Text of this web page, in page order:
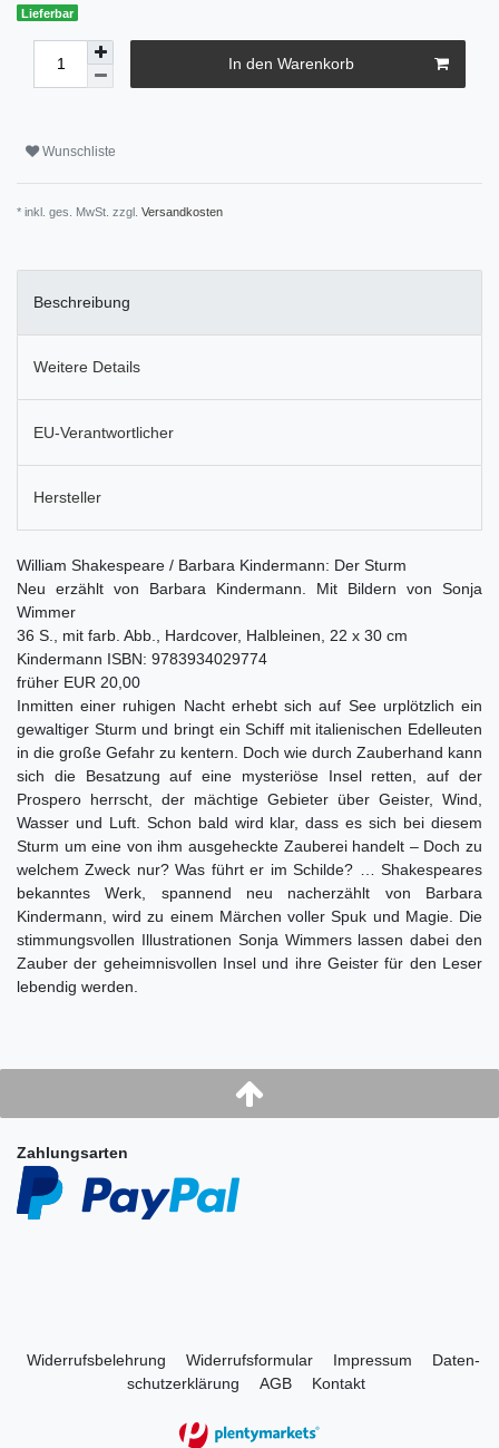
Lieferbar
In den Warenkorb
Wunschliste
* inkl. ges. MwSt. zzgl. Versandkosten
Beschreibung
Weitere Details
EU-Verantwortlicher
Hersteller
William Shakespeare / Barbara Kindermann: Der Sturm
Neu erzählt von Barbara Kindermann. Mit Bildern von Sonja
Wimmer
36 S., mit farb. Abb., Hardcover, Halbleinen, 22 x 30 cm
Kindermann ISBN: 9783934029774
früher EUR 20,00
Inmitten einer ruhigen Nacht erhebt sich auf See urplötzlich ein
gewaltiger Sturm und bringt ein Schiff mit italienischen Edelleuten
in die große Gefahr zu kentern. Doch wie durch Zauberhand kann
sich die Besatzung auf eine mysteriöse Insel retten, auf der
Prospero herrscht, der mächtige Gebieter über Geister, Wind,
Wasser und Luft. Schon bald wird klar, dass es sich bei diesem
Sturm um eine von ihm ausgeheckte Zauberei handelt – Doch zu
welchem Zweck nur? Was führt er im Schilde? … Shakespeares
bekanntes Werk, spannend neu nacherzählt von Barbara
Kindermann, wird zu einem Märchen voller Spuk und Magie. Die
stimmungsvollen Illustrationen Sonja Wimmers lassen dabei den
Zauber der geheimnisvollen Insel und ihre Geister für den Leser
lebendig werden.
Zahlungsarten
Widerrufs­belehrung Widerrufs­formular Impressum
Daten­
schutz­erklärung
AGB Kontakt